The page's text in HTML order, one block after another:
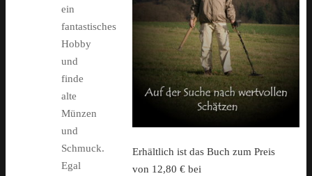
ein
fantastisches
Hobby
und
finde
alte
Münzen
und
Schmuck.
Egal
Erhältlich ist das Buch zum Preis
von 12,80 € bei